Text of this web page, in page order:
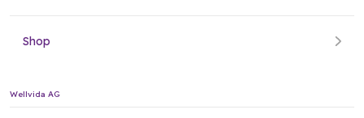
Shop
Wellvida AG